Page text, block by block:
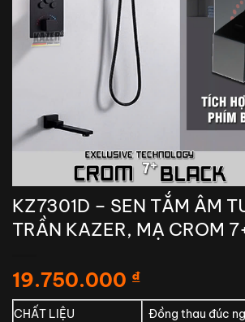
KZ7301D – SEN TẮM ÂM
TRẦN KAZER, MẠ CROM
19.750.000 ₫
CHẤT LIỆU
Đồng thau đúc